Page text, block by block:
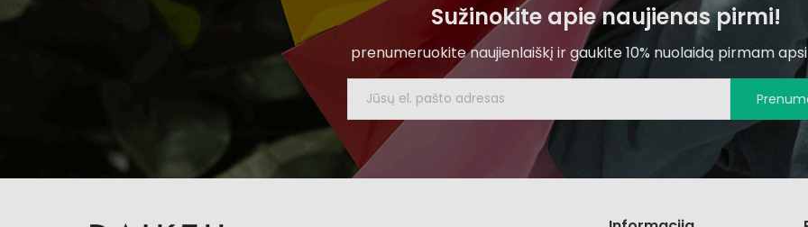
Sužinokite apie naujienas pirmi!
prenumeruokite naujienlaiškį ir gaukite 10% nuolaidą pirmam